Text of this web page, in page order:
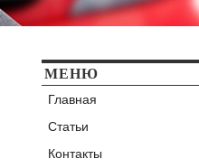
МЕНЮ
Главная
Статьи
Контакты